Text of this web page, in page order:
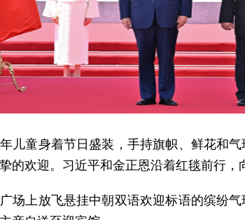
儿童身着节日盛装，手持旗帜、鲜花和
的欢迎。习近平和金正恩沿着红毯前行，
场上放飞悬挂中朝双语欢迎标语的缤纷